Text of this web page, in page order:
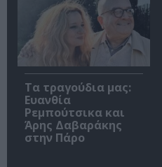
Τα τραγούδια μας:
Ευανθία
Ρεμπούτσικα και
Άρης Δαβαράκης
στην Πάρο